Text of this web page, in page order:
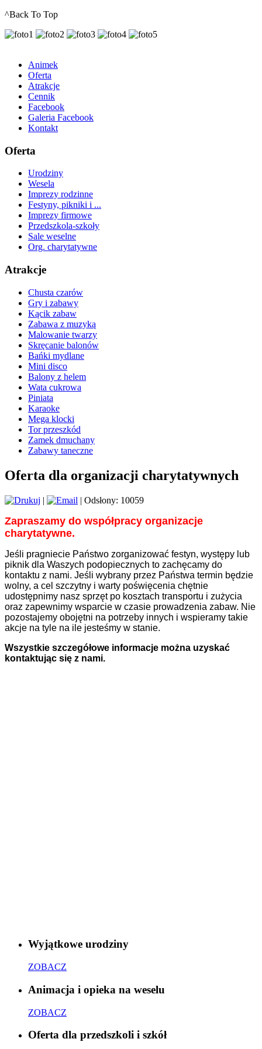
^Back To Top
Animek
Oferta
Atrakcje
Cennik
Facebook
Galeria Facebook
Kontakt
Oferta
Urodziny
Wesela
Imprezy rodzinne
Festyny, pikniki i ...
Imprezy firmowe
Przedszkola-szkoły
Sale weselne
Org. charytatywne
Atrakcje
Chusta czarów
Gry i zabawy
Kącik zabaw
Zabawa z muzyką
Malowanie twarzy
Skręcanie balonów
Bańki mydlane
Mini disco
Balony z helem
Wata cukrowa
Piniata
Karaoke
Mega klocki
Tor przeszkód
Zamek dmuchany
Zabawy taneczne
Oferta dla organizacji charytatywnych
| | Odsłony: 10059
Zapraszamy do współpracy organizacje
charytatywne.
Jeśli pragniecie Państwo zorganizować festyn, występy lub
piknik dla Waszych podopiecznych to zachęcamy do
kontaktu z nami. Jeśli wybrany przez Państwa termin będzie
wolny, a cel szczytny i warty poświęcenia chętnie
udostępnimy nasz sprzęt po kosztach transportu i zużycia
oraz zapewnimy wsparcie w czasie prowadzenia zabaw. Nie
pozostajemy obojętni na potrzeby innych i wspieramy takie
akcje na tyle na ile jesteśmy w stanie.
Wszystkie szczegółowe informacje można uzyskać
kontaktując się z nami.
Wyjątkowe urodziny
ZOBACZ
Animacja i opieka na weselu
ZOBACZ
Oferta dla przedszkoli i szkół